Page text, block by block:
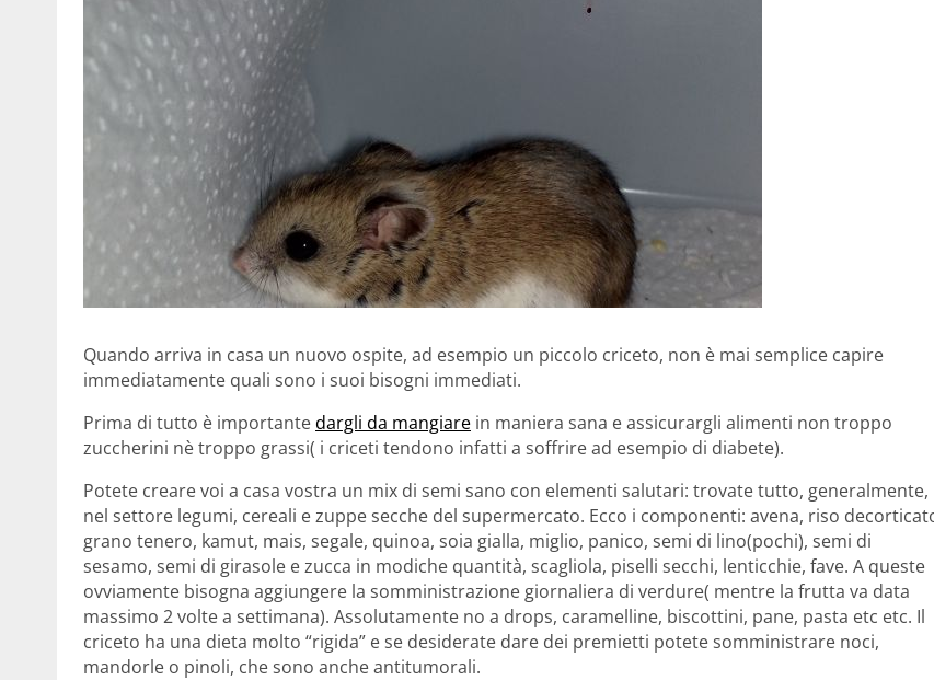
Quando arriva in casa un nuovo ospite, ad esempio un piccolo criceto, non è mai semplice capire
immediatamente quali sono i suoi bisogni immediati.
Prima di tutto è importantedargli da mangiare in maniera sana e assicurargli alimenti non troppo
zuccherini nè troppo grassi( i criceti tendono infatti a soffrire ad esempio di diabete).
Potete creare voi a casa vostra un mix di semi sano con elementi salutari: trovate tutto, generalmente,
nel settore legumi, cereali e zuppe secche del supermercato. Ecco i componenti: avena, riso
grano tenero, kamut, mais, segale, quinoa, soia gialla, miglio, panico, semi di lino(pochi), semi di
sesamo, semi di girasole e zucca in modiche quantità, scagliola, piselli secchi, lenticchie, fave. A queste
ovviamente bisogna aggiungere la somministrazione giornaliera di verdure( mentre la frutta va data
massimo 2 volte a settimana). Assolutamente no a drops, caramelline, biscottini, pane, pasta etc etc. Il
criceto ha una dieta molto “rigida” e se desiderate dare dei premietti potete somministrare noci,
mandorle o pinoli, che sono anche antitumorali.